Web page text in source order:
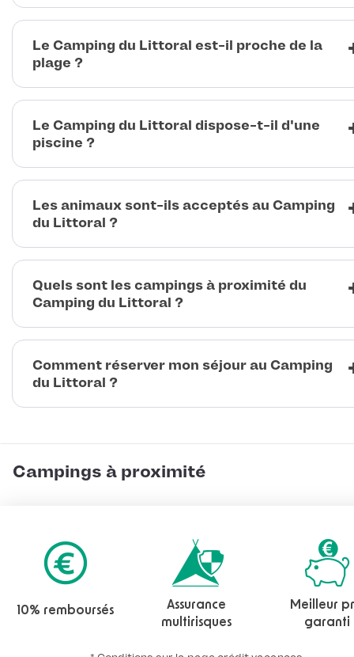
Le Camping du Littoral est-il proche de la
plage ?
Le Camping du Littoral dispose-t-il d'une
piscine ?
Les animaux sont-ils acceptés au Camping
du Littoral ?
Quels sont les campings à proximité du
Camping du Littoral ?
Comment réserver mon séjour au Camping
du Littoral ?
Campings à proximité
10% remboursés
Assurance
multirisques
Meilleur
garanti